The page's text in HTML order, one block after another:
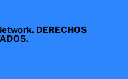
DERECHOS